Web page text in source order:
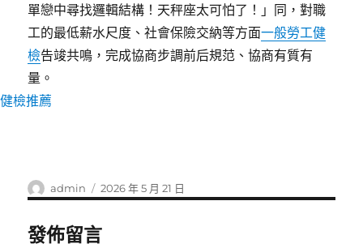
單戀中尋找邏輯結構！天秤座太可怕了！」同，對職
工的最低薪水尺度、社會保險交納等方面一般勞工健
檢告竣共鳴，完成協商步調前后規范、協商有質有
量。
健檢推薦
作
者
admin
發
佈
2026 年 5 月 21 日
發佈留言